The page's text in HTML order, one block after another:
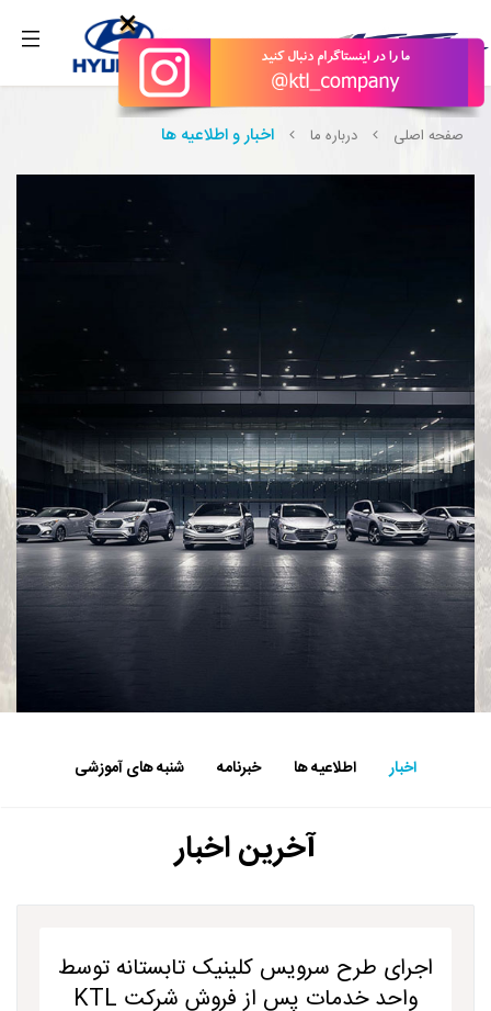
×
صفحه اصلی درباره ما اخبار و اطلاعیه ها
اخبار اطلاعیه ها خبرنامه شنبه های آموزشی
آخرین اخبار
اجرای طرح سرویس کلینیک تابستانه توسط
واحد خدمات پس از فروش شرکت KTL